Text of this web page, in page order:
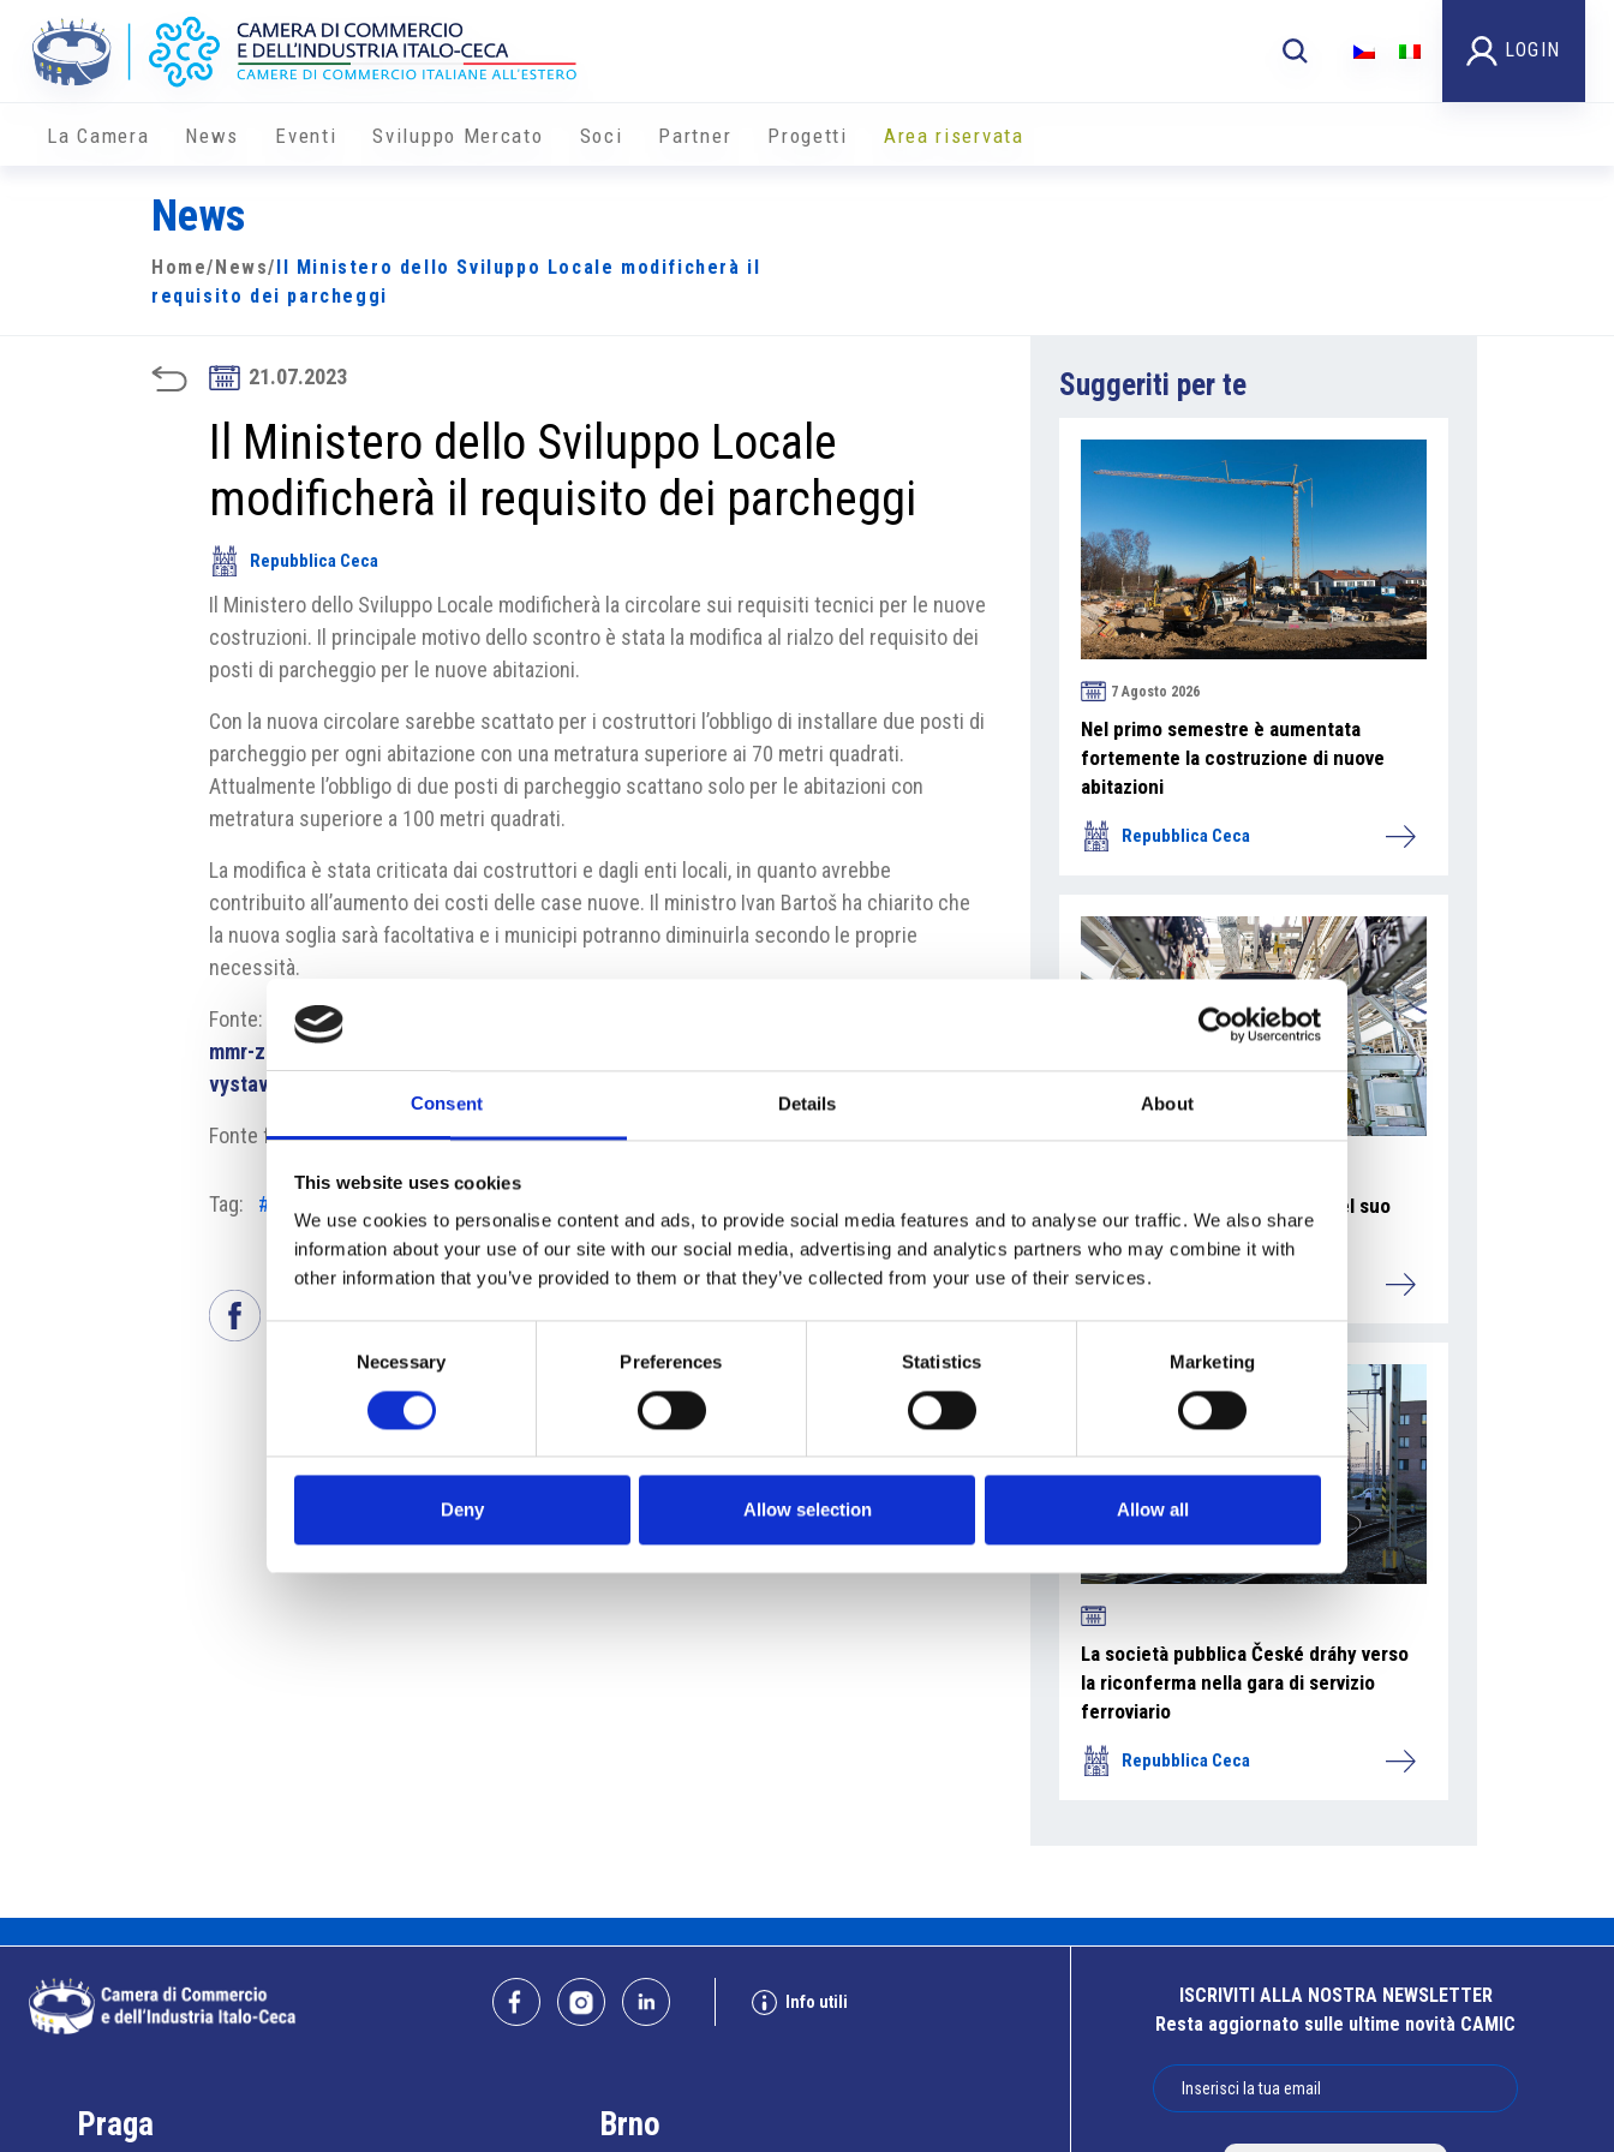
Consent Details About
This website uses cookies
We use cookies to personalise content and ads, to provide social media features and to analyse our traffic. We also share
information about your use of our site with our social media, advertising and analytics partners who may combine it with
other information that you’ve provided to them or that they’ve collected from your use of their services.
Necessary Preferences Statistics Marketing
Deny Allow selection Allow all
LOGIN
La Camera News Eventi Sviluppo Mercato Soci Partner Progetti Area riservata
News
Home/ News/
Il Ministero dello Sviluppo Locale modificherà il
requisito dei parcheggi
21.07.2023
Il Ministero dello Sviluppo Locale
modificherà il requisito dei parcheggi
Repubblica Ceca
Il Ministero dello Sviluppo Locale modificherà la circolare sui requisiti tecnici per le nuove
costruzioni. Il principale motivo dello scontro è stata la modifica al rialzo del requisito dei
posti di parcheggio per le nuove abitazioni.
Con la nuova circolare sarebbe scattato per i costruttori l’obbligo di installare due posti di
parcheggio per ogni abitazione con una metratura superiore ai 70 metri quadrati.
Attualmente l’obbligo di due posti di parcheggio scattano solo per le abitazioni con
metratura superiore a 100 metri quadrati.
La modifica è stata criticata dai costruttori e dagli enti locali, in quanto avrebbe
contribuito all’aumento dei costi delle case nuove. Il ministro Ivan Bartoš ha chiarito che
la nuova soglia sarà facoltativa e i municipi potranno diminuirla secondo le proprie
necessità.
Fonte:
https://www.patria.cz/zpravodajstvi/5522056/ministerstvo-pro-mistni-rozvoj-
mmr-zmeni-zneni-nove-navrhovane-vyhlasky-o-technickych-pozadavcich-na-
vystavbu-podle-te-by-pro-developery-vznikla.html
Fonte fotografia: mmr.cz
Tag: #costruzioni
Suggeriti per te
7 Agosto 2026
Nel primo semestre è aumentata
fortemente la costruzione di nuove
abitazioni
Repubblica Ceca
La Škoda avvia la produzione del suo
SUV Peaq
Repubblica Ceca
La società pubblica České dráhy verso
la riconferma nella gara di servizio
ferroviario
Repubblica Ceca
Info utili
Praga Brno
ISCRIVITI ALLA NOSTRA NEWSLETTER
Resta aggiornato sulle ultime novità CAMIC